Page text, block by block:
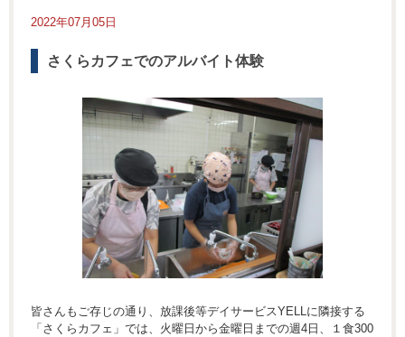
2022年07月05日
さくらカフェでのアルバイト体験
皆さんもご存じの通り、放課後等デイサービスYELLに隣接する
「さくらカフェ」では、火曜日から金曜日までの週4日、１食300